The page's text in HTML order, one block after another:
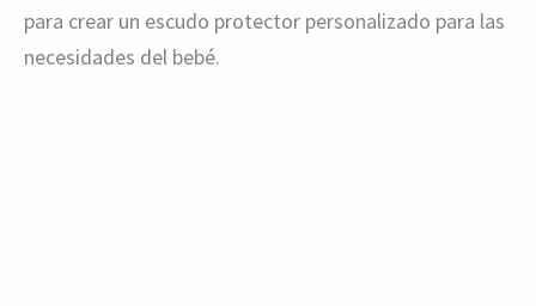
para crear un escudo protector personalizado para las
necesidades del bebé.